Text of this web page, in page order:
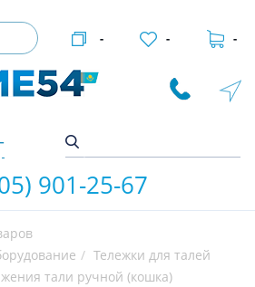
- - -
901-25-67
Тележки для талей
тали ручной (кошка)